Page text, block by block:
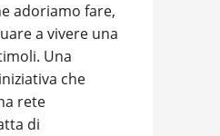
adoriamo fare,
a vivere una
Una
che
rete
di